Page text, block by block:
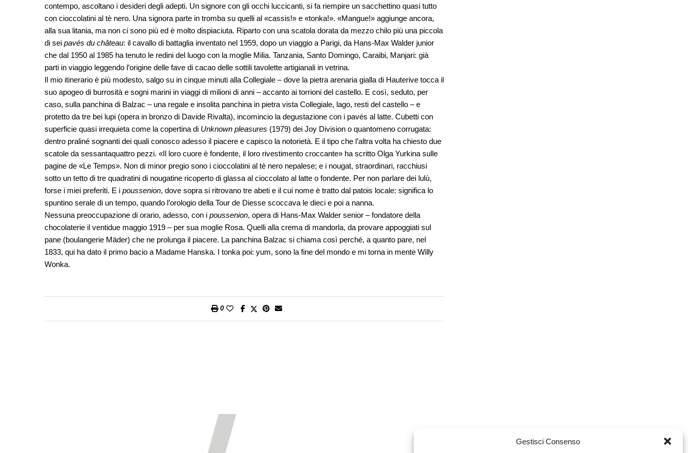
Gestisci Consenso
contempo, ascoltano i desideri degli adepti. Un signore con gli occhi luccicanti, si fa riempire un sacchettino quasi tutto
con cioccolatini al tè nero. Una signora parte in tromba su quelli al «cassis!» e «tonka!». «Mangue!» aggiunge ancora,
alla sua litania, ma non ci sono più ed è molto dispiaciuta. Riparto con una scatola dorata da mezzo chilo più una piccola
di sei pavés du château: il cavallo di battaglia inventato nel 1959, dopo un viaggio a Parigi, da Hans-Max Walder junior
che dal 1950 al 1985 ha tenuto le redini del luogo con la moglie Milia. Tanzania, Santo Domingo, Caraibi, Manjari: già
parti in viaggio leggendo l’origine delle fave di cacao delle sottili tavolette artigianali in vetrina.
Il mio itinerario è più modesto, salgo su in cinque minuti alla Collegiale – dove la pietra arenaria gialla di Hauterive tocca il
suo apogeo di burrosità e sogni marini in viaggi di milioni di anni – accanto ai torrioni del castello. E così, seduto, per
caso, sulla panchina di Balzac – una regale e insolita panchina in pietra vista Collegiale, lago, resti del castello – e
protetto da tre bei lupi (opera in bronzo di Davide Rivalta), incomincio la degustazione con i pavés al latte. Cubetti con
superficie quasi irrequieta come la copertina di Unknown pleasures (1979) dei Joy Division o quantomeno corrugata:
dentro praliné sognanti dei quali conosco adesso il piacere e capisco la notorietà. E il tipo che l’altra volta ha chiesto due
scatole da sessantaquattro pezzi. «Il loro cuore è fondente, il loro rivestimento croccante» ha scritto Olga Yurkina sulle
pagine de «Le Temps». Non di minor pregio sono i cioccolatini al tè nero nepalese; e i nougat, straordinari, racchiusi
sotto un tetto di tre quadratini di nougatine ricoperto di glassa al cioccolato al latte o fondente. Per non parlare dei lulù,
forse i miei preferiti. E i poussenion, dove sopra si ritrovano tre abeti e il cui nome è tratto dal patois locale: significa lo
spuntino serale di un tempo, quando l’orologio della Tour de Diesse scoccava le dieci e poi a nanna.
Nessuna preoccupazione di orario, adesso, con i poussenion, opera di Hans-Max Walder senior – fondatore della
chocolaterie il ventidue maggio 1919 – per sua moglie Rosa. Quelli alla crema di mandorla, da provare appoggiati sul
pane (boulangerie Mäder) che ne prolunga il piacere. La panchina Balzac si chiama così perché, a quanto pare, nel
1833, qui ha dato il primo bacio a Madame Hanska. I tonka poi: yum, sono la fine del mondo e mi torna in mente Willy
Wonka.
0